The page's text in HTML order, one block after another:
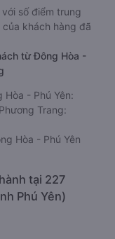
số điểm trung
khách hàng đã
từ Đông Hòa -
- Phú Yên:
Trang:
Hòa - Phú Yên
tại 227
Phú Yên)